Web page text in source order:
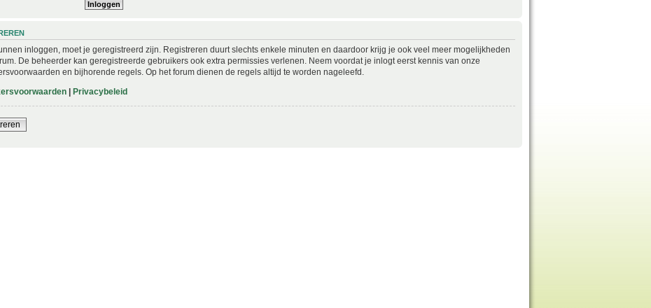
inloggen, moet je geregistreerd zijn. Registreren duurt slechts enkele minuten en daardoor krijg je ook veel meer mogelijkheden
De beheerder kan geregistreerde gebruikers ook extra permissies verlenen. Neem voordat je inlogt eerst kennis van onze
en bijhorende regels. Op het forum dienen de regels altijd te worden nageleefd.
| Privacybeleid